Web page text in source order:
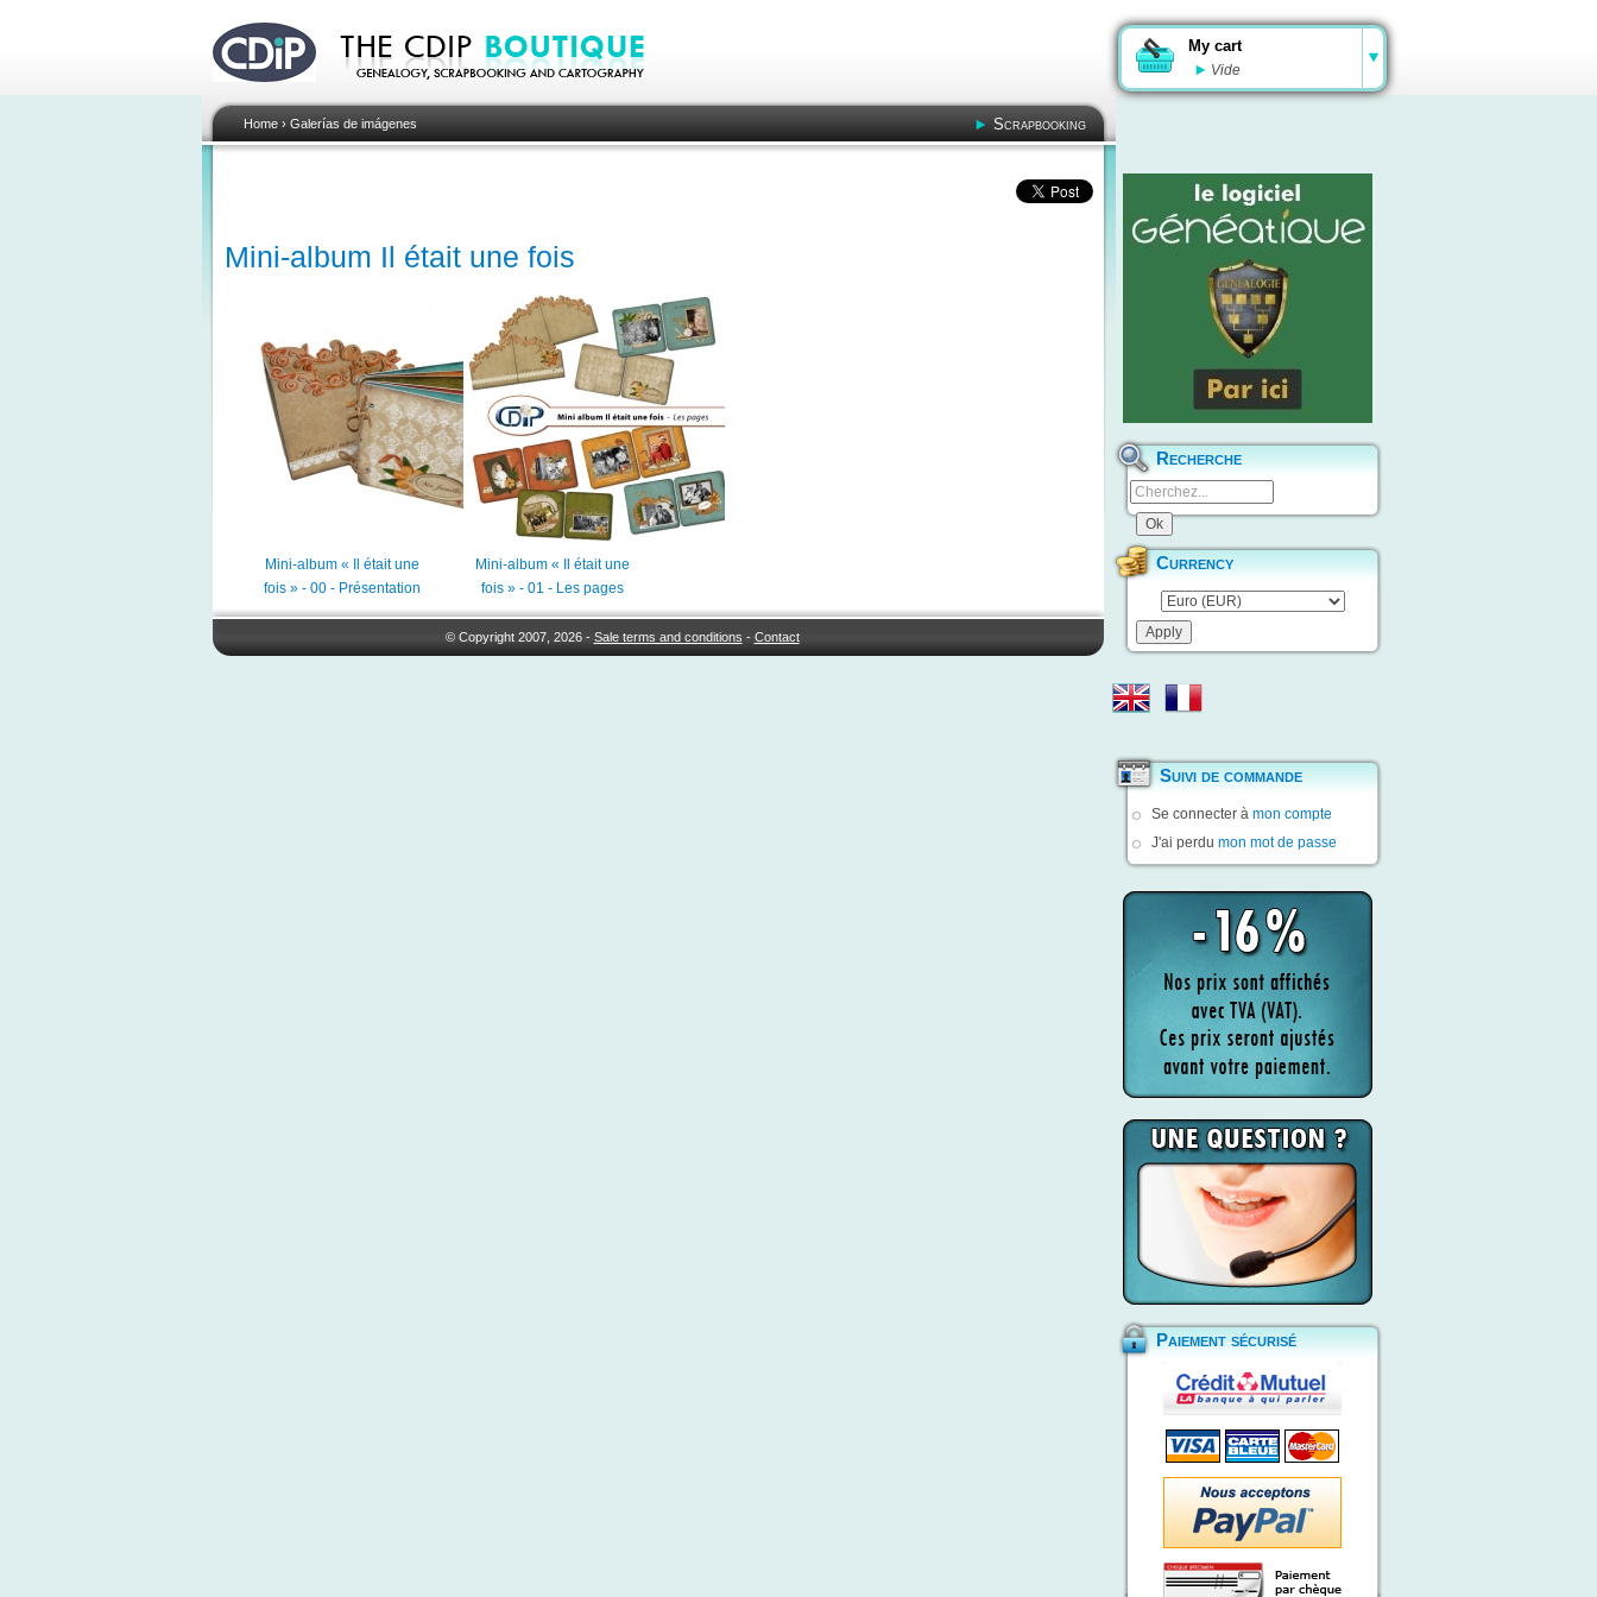
My cart
Vide
Home› Galerías de imágenes Scrapbooking
Mini-album Il était une fois
Mini-album « Il était une
fois » - 00 - Présentation
Mini-album « Il était une
fois » - 01 - Les pages
© Copyright 2007, 2026 - Sale terms and conditions - Contact
Recherche
Currency
Suivi de commande
Se connecter à mon compte
J'ai perdu mon mot de passe
Paiement sécurisé